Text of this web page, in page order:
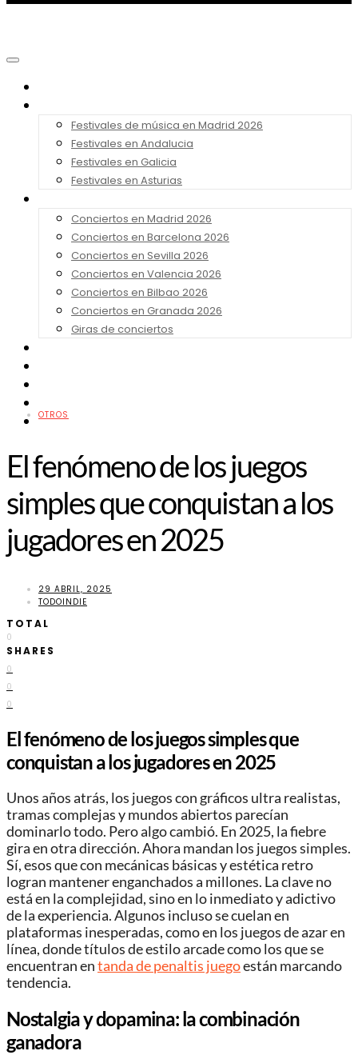
Festivales de música en Madrid 2026
Festivales en Andalucia
Festivales en Galicia
Festivales en Asturias
Conciertos en Madrid 2026
Conciertos en Barcelona 2026
Conciertos en Sevilla 2026
Conciertos en Valencia 2026
Conciertos en Bilbao 2026
Conciertos en Granada 2026
Giras de conciertos
Contacto
OTROS
El fenómeno de los juegos
simples que conquistan a los
jugadores en 2025
29 ABRIL, 2025
TODOINDIE
TOTAL
0
SHARES
0
0
0
El fenómeno de los juegos simples que
conquistan a los jugadores en 2025
Unos años atrás, los juegos con gráficos ultra realistas,
tramas complejas y mundos abiertos parecían
dominarlo todo. Pero algo cambió. En 2025, la fiebre
gira en otra dirección. Ahora mandan los juegos simples.
Sí, esos que con mecánicas básicas y estética retro
logran mantener enganchados a millones. La clave no
está en la complejidad, sino en lo inmediato y adictivo
de la experiencia. Algunos incluso se cuelan en
plataformas inesperadas, como en los juegos de azar en
línea, donde títulos de estilo arcade como los que se
encuentran entanda de penaltis juegoestán marcando
tendencia.
Nostalgia y dopamina: la combinación
ganadora